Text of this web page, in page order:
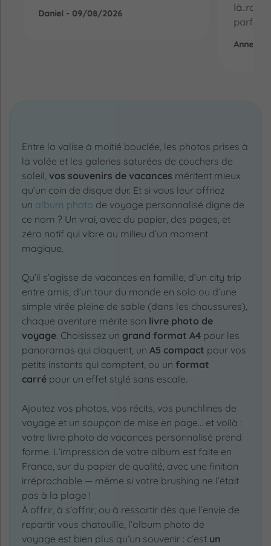
Daniel - 09/08/2026
parfait..
Anne -
Entre la valise à moitié bouclée, les photos prises à
la volée et les galeries saturées de couchers de
soleil, vos souvenirs de vacances méritent mieux
qu’un coin de disque dur. Et si vous leur offriez
un album photo de voyage personnalisé digne de
ce nom ? Un vrai, avec du papier, des pages, et
zéro notif qui vibre au milieu d’un moment
magique.
Qu’il s’agisse de vacances en famille, d’un city trip
entre amis, d’un tour du monde en solo ou d’une
simple virée pleine de sable (dans les chaussures),
chaque aventure mérite son livre photo de
voyage. Choisissez un grand format A4 pour les
panoramas qui claquent, un A5 compact pour vos
petits instants qui comptent, ou un format
carré pour un effet stylé sans escale.
Ajoutez vos photos, vos récits, vos punchlines de
voyage et un soupçon de mise en page… et voilà :
votre livre photo de vacances personnalisé prend
forme. L’impression de votre album est faite en
France, sur du papier de qualité, avec une finition
irréprochable — même si votre brushing ne l’était
pas à la plage !
À offrir, à s’offrir, ou à ressortir dès que l’envie de
repartir vous chatouille, l’album photo de
voyage est bien plus qu’un souvenir : c’est un